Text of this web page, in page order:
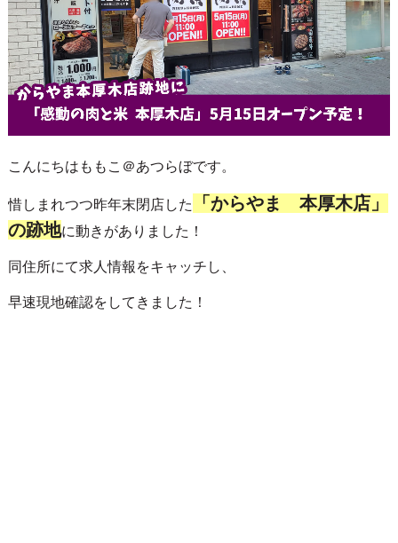
こんにちはももこ＠あつらぼです。
惜しまれつつ昨年末閉店した
「からやま 本厚木店」
の跡地に動きがありました！
同住所にて求人情報をキャッチし、
早速現地確認をしてきました！